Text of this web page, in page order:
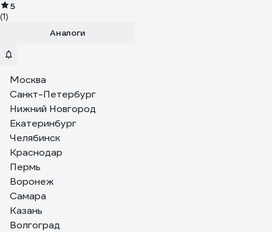
5
(1)
Аналоги
Москва
Санкт-Петербург
Нижний Новгород
Екатеринбург
Челябинск
Краснодар
Пермь
Воронеж
Самара
Казань
Волгоград